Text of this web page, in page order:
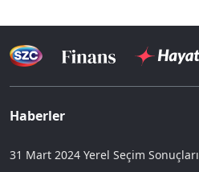
Haberler
31 Mart 2024 Yerel Seçim Sonuçları